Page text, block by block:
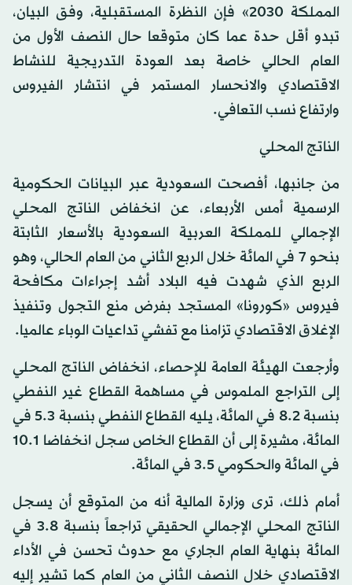
المملكة 2030» فإن النظرة المستقبلية، وفق البيان،
تبدو أقل حدة عما كان متوقعا حال النصف الأول من
العام الحالي خاصة بعد العودة التدريجية للنشاط
الاقتصادي والانحسار المستمر في انتشار الفيروس
وارتفاع نسب التعافي.
الناتج المحلي
من جانبها، أفصحت السعودية عبر البيانات الحكومية
الرسمية أمس الأربعاء، عن انخفاض الناتج المحلي
الإجمالي للمملكة العربية السعودية بالأسعار الثابتة
بنحو 7 في المائة خلال الربع الثاني من العام الحالي، وهو
الربع الذي شهدت فيه البلاد أشد إجراءات مكافحة
فيروس «كورونا» المستجد بفرض منع التجول وتنفيذ
الإغلاق الاقتصادي تزامنا مع تفشي تداعيات الوباء عالميا.
وأرجعت الهيئة العامة للإحصاء، انخفاض الناتج المحلي
إلى التراجع الملموس في مساهمة القطاع غير النفطي
بنسبة 8.2 في المائة، يليه القطاع النفطي بنسبة 5.3 في
المائة، مشيرة إلى أن القطاع الخاص سجل انخفاضا 10.1
في المائة والحكومي 3.5 في المائة.
أمام ذلك، ترى وزارة المالية أنه من المتوقع أن يسجل
الناتج المحلي الإجمالي الحقيقي تراجعاً بنسبة 3.8 في
المائة بنهاية العام الجاري مع حدوث تحسن في الأداء
الاقتصادي خلال النصف الثاني من العام كما تشير إليه